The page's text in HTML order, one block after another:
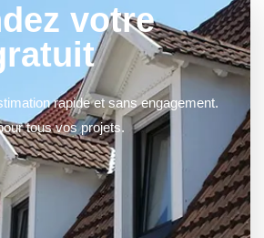
votre
rapide et sans engagement.
tous vos projets.